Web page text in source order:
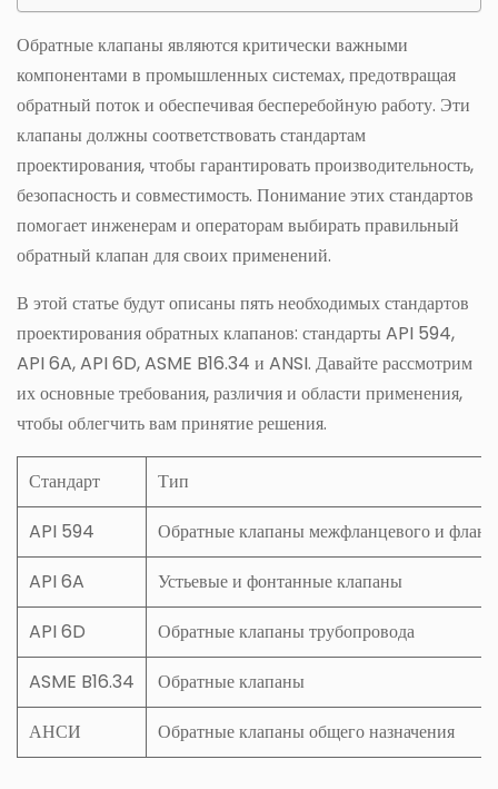
Обратные клапаны являются критически важными
компонентами в промышленных системах, предотвращая
обратный поток и обеспечивая бесперебойную работу. Эти
клапаны должны соответствовать стандартам
проектирования, чтобы гарантировать производительность,
безопасность и совместимость. Понимание этих стандартов
помогает инженерам и операторам выбирать правильный
обратный клапан для своих применений.
В этой статье будут описаны пять необходимых стандартов
проектирования обратных клапанов: стандарты API 594,
API 6A, API 6D, ASME B16.34 и ANSI. Давайте рассмотрим
их основные требования, различия и области применения,
чтобы облегчить вам принятие решения.
Стандарт
Тип
API 594
Обратные клапаны межфланцевого и
API 6A
Устьевые и фонтанные клапаны
API 6D
Обратные клапаны трубопровода
ASME B16.34
Обратные клапаны
АНСИ
Обратные клапаны общего назначения